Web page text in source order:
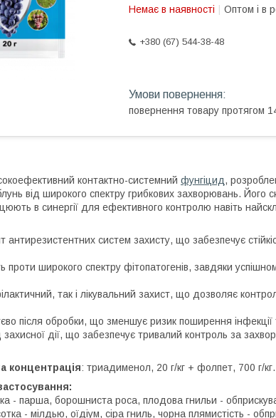
Немає в наявності Оптом і в
+380 (67) 544-38-48
повернення товару протягом
контактно-системний фунгіцид,
від широкого спектру грибкових захворювань. Його
в синергії для ефективного контролю навіть
систем захисту, що забезпечує
проти широкого спектру фітопатогенів, завдяки
так і лікувальний захист, що дозволяє
після обробки, що зменшує ризик поширення інфекції
дії, що забезпечує тривалий контроль за
концентрація: триадименол, 20 г/кг + фолпет, 700 г/кг.
- парша, борошниста роса, плодова гнильи -
- мілдью, оїдіум, сіра гниль, чорна плямистість -